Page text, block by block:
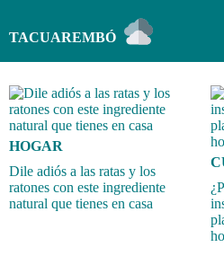
TACUAREMBÓ
HOGAR
Dile adiós a las ratas y los
ratones con este ingrediente
natural que tienes en casa